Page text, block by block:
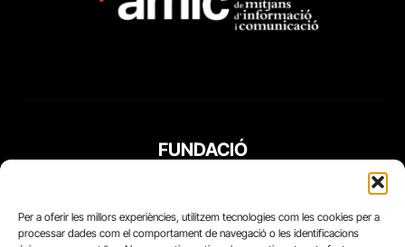
Per a oferir les millors experiències, utilitzem tecnologies com les cookies per a
processar dades com el comportament de navegació o les identificacions
FUNDACIÓ